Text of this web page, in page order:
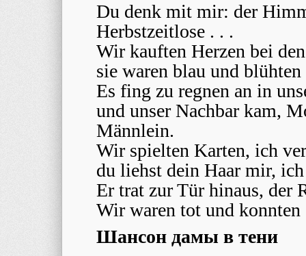
Du denk mit mir: der
Herbstzeitlose . . .
Wir kauften Herzen bei
sie waren blau und blühten
Es fing zu regnen an in
und unser Nachbar kam,
Männlein.
Wir spielten Karten, ich
du liehst dein Haar mir,
Er trat zur Tür hinaus, der
Wir waren tot und konnten
Шансон дамы в тени